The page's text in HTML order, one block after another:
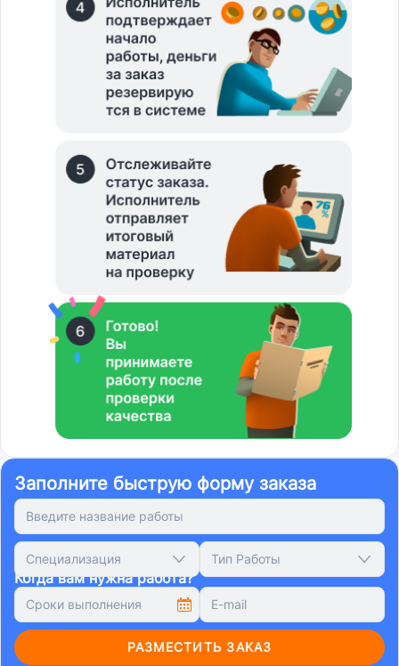
Заполните быструю форму заказа
Специализация Тип Работы
Когда вам нужна работа?
РАЗМЕСТИТЬ ЗАКАЗ